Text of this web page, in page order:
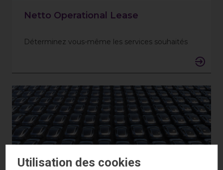
Netto Operational Lease
Déterminez vous-même les services souhaités
Utilisation des cookies